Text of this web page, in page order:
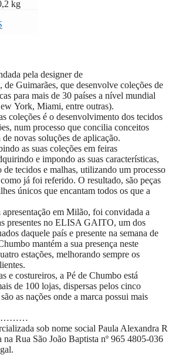
kg
pela designer de
Guimarães, que desenvolve coleções de
para mais de 30 países a nível mundial
York, Miami, entre outras).
coleções é o desenvolvimento dos tecidos
num processo que concilia conceitos
novas soluções de aplicação.
as suas coleções em feiras
e impondo as suas características,
tecidos e malhas, utilizando um processo
já foi referido. O resultado, são peças
únicos que encantam todos os que a
em Milão, foi convidada a
presentes no ELISA GAITO, um dos
daquele país e presente na semana de
mantém a sua presença neste
estações, melhorando sempre os
e costureiros, a Pé de Chumbo está
de 100 lojas, dispersas pelos cinco
as nações onde a marca possui mais
sob nome social Paula Alexandra R
Rua São João Baptista nº 965 4805-036